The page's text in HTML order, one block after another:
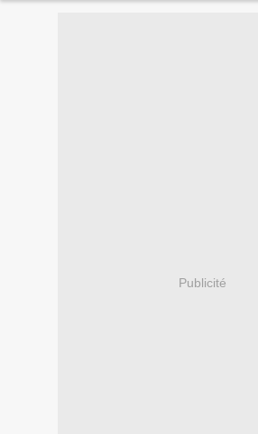
Publicité